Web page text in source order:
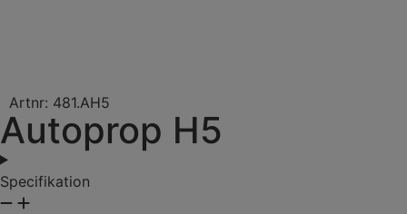
Artnr: 481.AH5
Autoprop H5
Specifikation